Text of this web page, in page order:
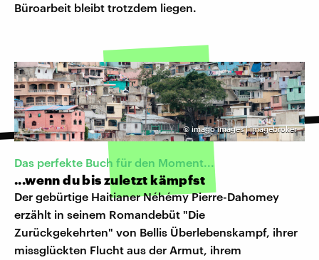
Büroarbeit bleibt trotzdem liegen.
©imago images | imagebroker
Das perfekte Buch für den Moment...
...wenn du bis zuletzt kämpfst
Der gebürtige Haitianer Néhémy Pierre-Dahomey
erzählt in seinem Romandebüt "Die
Zurückgekehrten" von Bellis Überlebenskampf, ihrer
missglückten Flucht aus der Armut, ihrem